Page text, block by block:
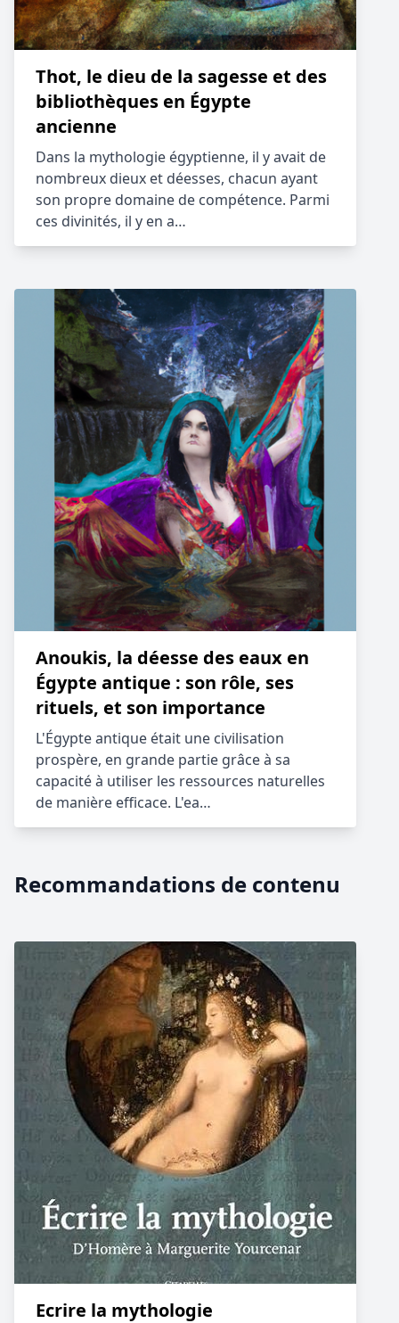
Thot, le dieu de la sagesse et des
bibliothèques en Égypte
ancienne
Dans la mythologie égyptienne, il y avait de
nombreux dieux et déesses, chacun ayant
son propre domaine de compétence. Parmi
ces divinités, il y en a…
Anoukis, la déesse des eaux en
Égypte antique : son rôle, ses
rituels, et son importance
L'Égypte antique était une civilisation
prospère, en grande partie grâce à sa
capacité à utiliser les ressources naturelles
de manière efficace. L'ea…
Recommandations de contenu
Ecrire la mythologie